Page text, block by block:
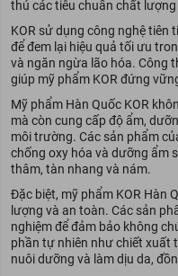
thủ các tiêu chuẩn chất lượng
KOR sử dụng công nghệ tiên
để đem lại hiệu quả tối ưu
và ngăn ngừa lão hóa. Công
giúp mỹ phẩm KOR đứng
Mỹ phẩm Hàn Quốc KOR
mà còn cung cấp độ ẩm,
môi trường. Các sản phẩm
chống oxy hóa và dưỡng ẩm
thâm, tàn nhang và nám.
Đặc biệt, mỹ phẩm KOR Hàn
lượng và an toàn. Các sản
nghiệm để đảm bảo không
phần tự nhiên như chiết xuất
nuôi dưỡng và làm dịu da,